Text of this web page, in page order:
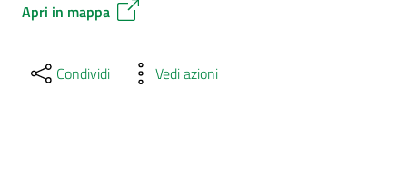
Apri in mappa
Condividi Vedi azioni